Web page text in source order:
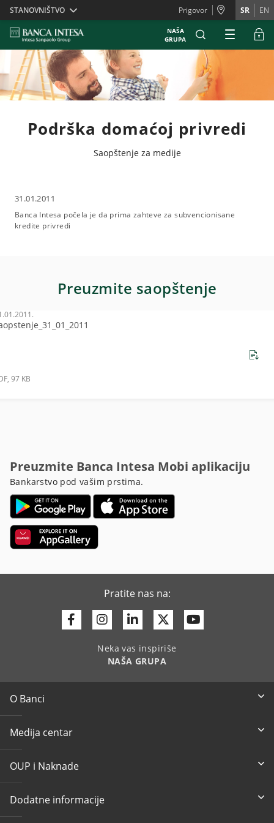
Skiplinks
STANOVNIŠTVO Prigovor SR EN
NAŠA
GRUPA
Podrška domaćoj privredi
Saopštenje za medije
31.01.2011
Banca Intesa počela je da prima zahteve za subvencionisane
kredite privredi
Preuzmite saopštenje
97 KB
Preuzmite Banca Intesa Mobi aplikaciju
Bankarstvo pod vašim prstima.
Pratite nas na:
FacebookInstagram
LinkedinTwitter
Neka vas inspiriše
NAŠA GRUPA
O Banci
Medija centar
OUP i Naknade
Dodatne informacije